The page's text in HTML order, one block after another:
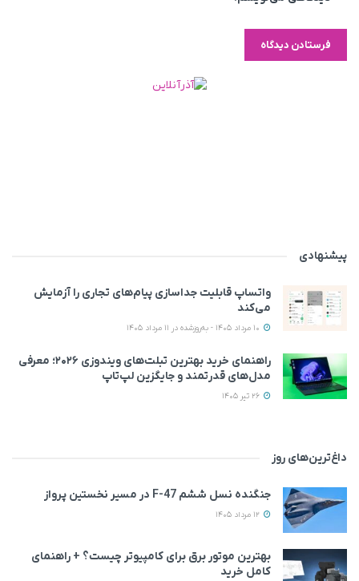
پیشنهادی
واتساپ قابلیت جداسازی پیام‌های تجاری را آزمایش
می‌کند
راهنمای خرید بهترین تبلت‌های ویندوزی ۲۰۲۶؛ معرفی
مدل‌های قدرتمند و جایگزین لپ‌تاپ
داغ‌ترین‌های روز
جنگنده نسل ششم F-47 در مسیر نخستین پرواز
بهترین موتور برق برای کامپیوتر چیست؟ + راهنمای
کامل خرید